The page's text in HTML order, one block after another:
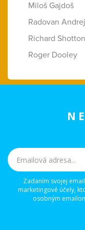
Miloš Gajdoš
Radovan
Richard Shotton
Roger Dooley
Zadaním svojej
marketingové účely,
osobným